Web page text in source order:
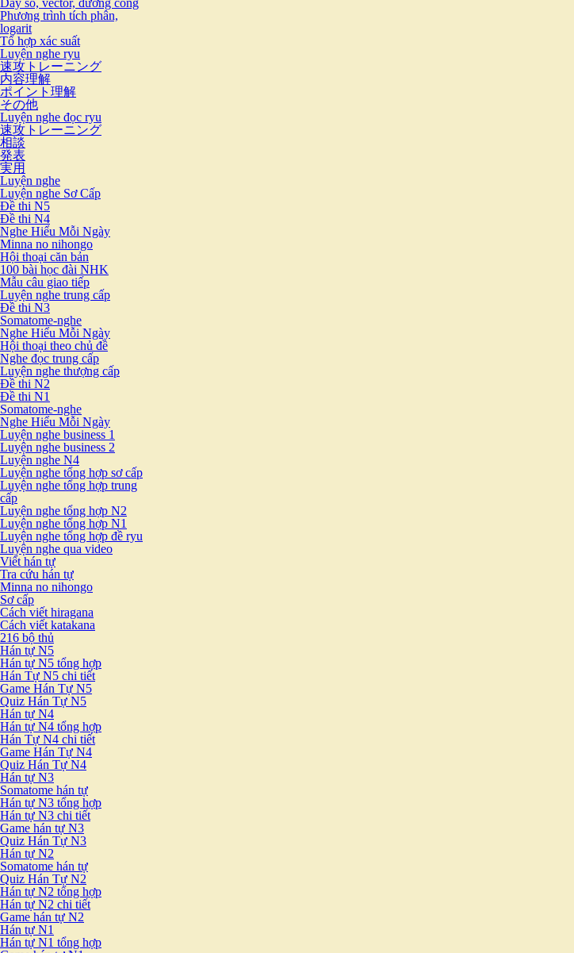
Dãy số, vector, đường cong
Phương trình tích phân,
logarit
Tổ hợp xác suất
Luyện nghe ryu
速攻トレーニング
内容理解
ポイント理解
その他
Luyện nghe đọc ryu
速攻トレーニング
相談
発表
実用
Luyện nghe
Luyện nghe Sơ Cấp
Đề thi N5
Đề thi N4
Nghe Hiểu Mỗi Ngày
Minna no nihongo
Hội thoại căn bản
100 bài học đài NHK
Mẫu câu giao tiếp
Luyện nghe trung cấp
Đề thi N3
Somatome-nghe
Nghe Hiểu Mỗi Ngày
Hội thoại theo chủ đề
Nghe đọc trung cấp
Luyện nghe thượng cấp
Đề thi N2
Đề thi N1
Somatome-nghe
Nghe Hiểu Mỗi Ngày
Luyện nghe business 1
Luyện nghe business 2
Luyện nghe N4
Luyện nghe tổng hợp sơ cấp
Luyện nghe tổng hợp trung
cấp
Luyện nghe tổng hợp N2
Luyện nghe tổng hợp N1
Luyện nghe tổng hợp đề ryu
Luyện nghe qua video
Viết hán tự
Tra cứu hán tự
Minna no nihongo
Sơ cấp
Cách viết hiragana
Cách viết katakana
216 bộ thủ
Hán tự N5
Hán tự N5 tổng hợp
Hán Tự N5 chi tiết
Game Hán Tự N5
Quiz Hán Tự N5
Hán tự N4
Hán tự N4 tổng hợp
Hán Tự N4 chi tiết
Game Hán Tự N4
Quiz Hán Tự N4
Hán tự N3
Somatome hán tự
Hán tự N3 tổng hợp
Hán tự N3 chi tiết
Game hán tự N3
Quiz Hán Tự N3
Hán tự N2
Somatome hán tự
Quiz Hán Tự N2
Hán tự N2 tổng hợp
Hán tự N2 chi tiết
Game hán tự N2
Hán tự N1
Hán tự N1 tổng hợp